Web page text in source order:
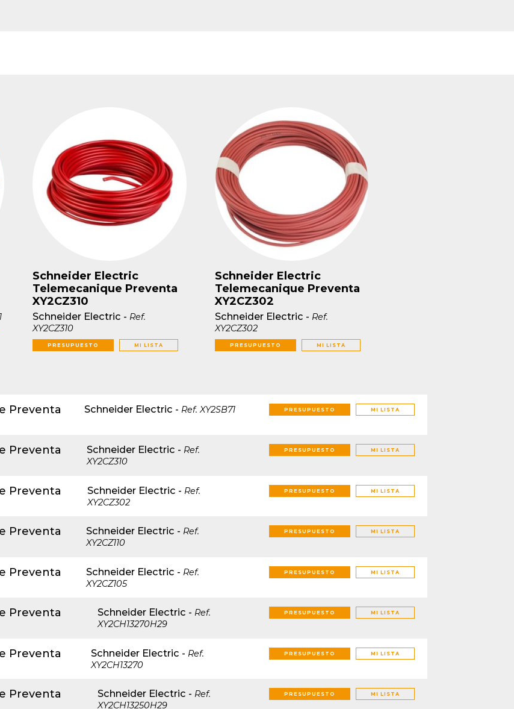
Schneider Electric
Telemecanique Preventa
XY2CZ310
Schneider Electric - Ref.
XY2CZ310
PRESUPUESTO MI LISTA
Schneider Electric
Telemecanique Preventa
XY2CZ302
Schneider Electric - Ref.
XY2CZ302
PRESUPUESTO MI LISTA
Preventa
Schneider Electric - Ref.XY2SB71 PRESUPUESTO MI LISTA
Preventa
Schneider Electric - Ref.
XY2CZ310
PRESUPUESTO MI LISTA
Preventa
Schneider Electric - Ref.
XY2CZ302
PRESUPUESTO MI LISTA
Preventa
Schneider Electric - Ref.
XY2CZ110
PRESUPUESTO MI LISTA
Preventa
Schneider Electric - Ref.
XY2CZ105
PRESUPUESTO MI LISTA
Preventa
Schneider Electric - Ref.
XY2CH13270H29
PRESUPUESTO MI LISTA
Preventa
Schneider Electric - Ref.
XY2CH13270
PRESUPUESTO MI LISTA
Preventa
Schneider Electric - Ref.
XY2CH13250H29
PRESUPUESTO MI LISTA